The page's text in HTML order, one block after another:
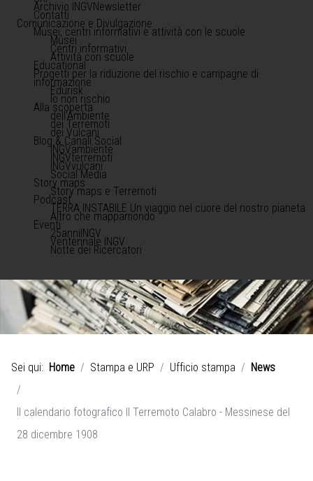
Archivio INGVNewsletter
Contatti
Comunicazione e Divulgazione
Musei, centri informativi e attività con le scuole
Musei
Centri informativi
Attività con scuole
Educational
Progetti per la riduzione del rischio e campagne di
informazione
Edurisk
Io non rischio
Alla scoperta
dell'Ambiente
dei Terremoti
dei Vulcani
Blog & Canali Social
INGVambiente
INGVterremoti
INGVvulcani
Social Media
Story maps
Story maps e Terremoti
Podcast
TERRA INSTABILE Un viaggio nel cuore del nostro pianeta
Altro che mappamondo
Eventi
25anniINGV
Ventennale INGV
Notte dei Ricercatori
Sei qui: Home Stampa e URP Ufficio stampa News
Il calendario fotografico Il Terremoto Calabro - Messinese del
28 dicembre 1908